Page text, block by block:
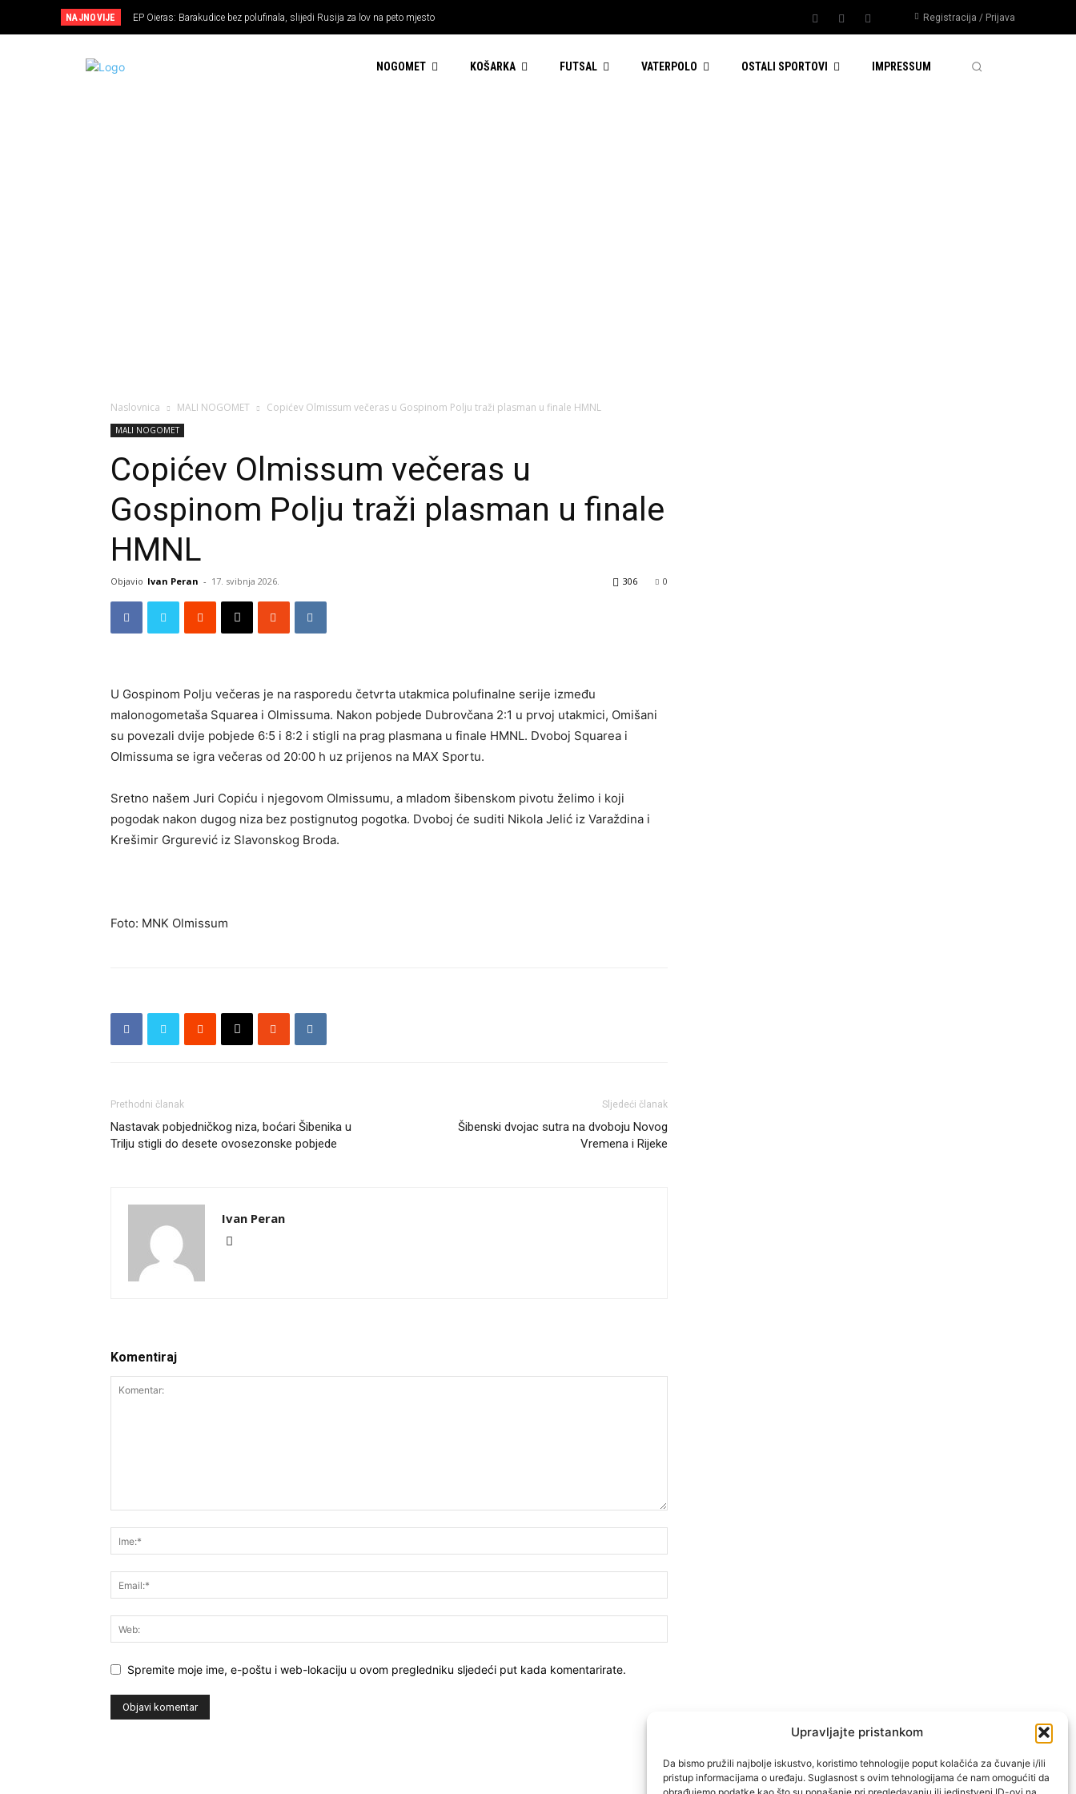
Upravljajte pristankom
Da bismo pružili najbolje iskustvo, koristimo tehnologije poput kolačića za čuvanje i/ili
pristup informacijama o uređaju. Suglasnost s ovim tehnologijama će nam omogućiti da
NAJNOVIJE EP Oieras: Barakudice bez polufinala, slijedi Rusija za lov na peto mjesto Registracija / Prijava
NOGOMET KOŠARKA FUTSAL VATERPOLO OSTALI SPORTOVI IMPRESSUM
Naslovnica MALI NOGOMET Copićev Olmissum večeras u Gospinom Polju traži plasman u finale HMNL
MALI NOGOMET
Copićev Olmissum večeras u
Gospinom Polju traži plasman u finale
HMNL
Objavio Ivan Peran - 17. svibnja 2026. 0
306
U Gospinom Polju večeras je na rasporedu četvrta utakmica polufinalne serije između
malonogometaša Squarea i Olmissuma. Nakon pobjede Dubrovčana 2:1 u prvoj utakmici, Omišani
su povezali dvije pobjede 6:5 i 8:2 i stigli na prag plasmana u finale HMNL. Dvoboj Squarea i
Olmissuma se igra večeras od 20:00 h uz prijenos na MAX Sportu.
Sretno našem Juri Copiću i njegovom Olmissumu, a mladom šibenskom pivotu želimo i koji
pogodak nakon dugog niza bez postignutog pogotka. Dvoboj će suditi Nikola Jelić iz Varaždina i
Krešimir Grgurević iz Slavonskog Broda.
Foto: MNK Olmissum
Prethodni članak
Nastavak pobjedničkog niza, boćari Šibenika u
Trilju stigli do desete ovosezonske pobjede
Sljedeći članak
Šibenski dvojac sutra na dvoboju Novog
Vremena i Rijeke
Ivan Peran
Komentiraj
Spremite moje ime, e-poštu i web-lokaciju u ovom pregledniku sljedeći put kada komentarirate.